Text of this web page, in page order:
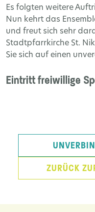
Es folgten weitere
Nun kehrt das
und freut sich sehr
Stadtpfarrkirche St.
Sie sich auf einen
Eintritt freiwillige
ZURÜCK